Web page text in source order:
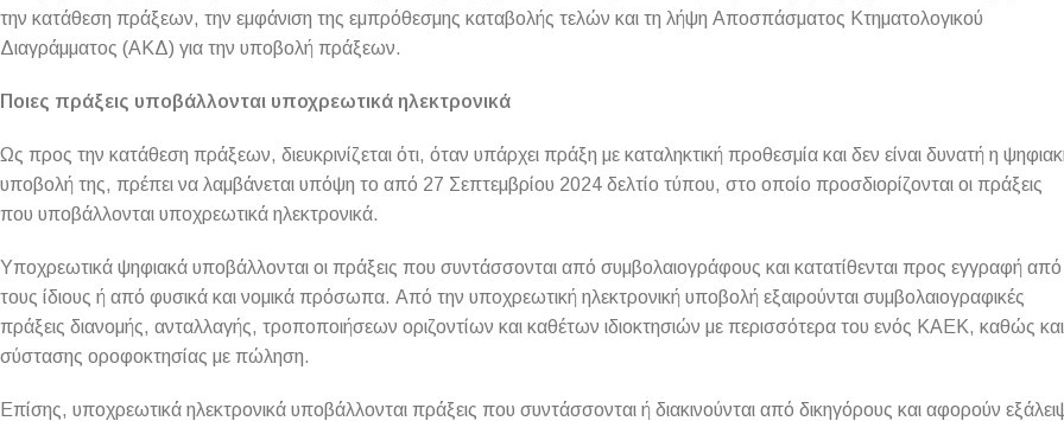
την κατάθεση πράξεων, την εμφάνιση της εμπρόθεσμης καταβολής τελών και τη λήψη Αποσπάσματος Κτηματολογικού
Διαγράμματος (ΑΚΔ) για την υποβολή πράξεων.
Ποιες πράξεις υποβάλλονται υποχρεωτικά ηλεκτρονικά
Ως προς την κατάθεση πράξεων, διευκρινίζεται ότι, όταν υπάρχει πράξη με καταληκτική προθεσμία και δεν είναι δυνατή η
υποβολή της, πρέπει να λαμβάνεται υπόψη το από 27 Σεπτεμβρίου 2024 δελτίο τύπου, στο οποίο προσδιορίζονται οι πράξεις
που υποβάλλονται υποχρεωτικά ηλεκτρονικά.
Υποχρεωτικά ψηφιακά υποβάλλονται οι πράξεις που συντάσσονται από συμβολαιογράφους και κατατίθενται προς εγγραφή από
τους ίδιους ή από φυσικά και νομικά πρόσωπα. Από την υποχρεωτική ηλεκτρονική υποβολή εξαιρούνται συμβολαιογραφικές
πράξεις διανομής, ανταλλαγής, τροποποιήσεων οριζοντίων και καθέτων ιδιοκτησιών με περισσότερα του ενός ΚΑΕΚ, καθώς και
σύστασης οροφοκτησίας με πώληση.
Επίσης, υποχρεωτικά ηλεκτρονικά υποβάλλονται πράξεις που συντάσσονται ή διακινούνται από δικηγόρους και αφορούν